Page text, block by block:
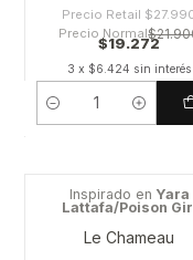
Precio Retail
Precio Normal
$19.272
3 x $6.424 sin interés
Cantidad
-30%
Inspirado en Yara
Lattafa/Poison
Le Chameau